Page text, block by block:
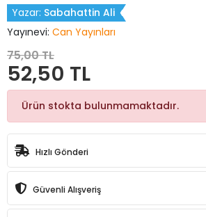
Yazar: Sabahattin Ali
Yayınevi: Can Yayınları
75,00 TL
52,50 TL
Ürün stokta bulunmamaktadır.
Hızlı Gönderi
Güvenli Alışveriş